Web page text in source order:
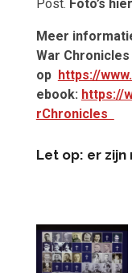
Post. Foto’s
Meer
War
op https://
ebook: https://
rChronicles
Let op: er